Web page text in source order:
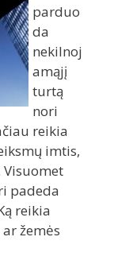
parduo
da
nekilnoj
amąjį
turtą
nori
reikia
imtis,
padeda
reikia
žemės